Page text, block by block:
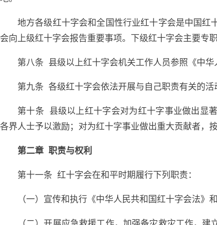
地方各级红十字会和全国性行业红十字会是中国
会向上级红十字会报告重要事项。下级红十字会主要专
第八条 县级以上红十字会机关工作人员参照《中
第九条 各级红十字会依法开展与自己职责有关的
第十条 县级以上红十字会对为红十字事业做出显
各界人士予以激励；对为红十字事业做出重大贡献者，
第二章 职责与权利
第十一条 红十字会在和平时期履行下列职责：
（一）宣传和执行《中华人民共和国红十字会法